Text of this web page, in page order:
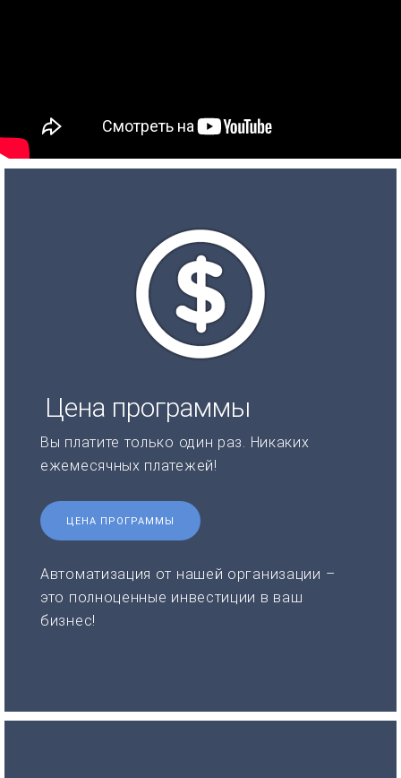
Цена программы
Вы платите только один раз. Никаких
ежемесячных платежей!
ЦЕНА ПРОГРАММЫ
Автоматизация от нашей организации –
это полноценные инвестиции в ваш
бизнес!